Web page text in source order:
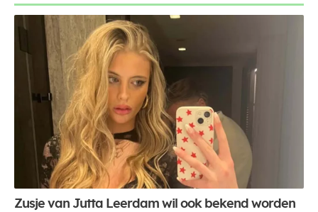
Zusje van Jutta Leerdam wil ook bekend worden